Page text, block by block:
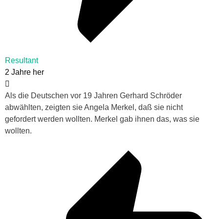
Resultant
2 Jahre her
Als die Deutschen vor 19 Jahren Gerhard Schröder
abwählten, zeigten sie Angela Merkel, daß sie nicht
gefordert werden wollten. Merkel gab ihnen das, was sie
wollten.